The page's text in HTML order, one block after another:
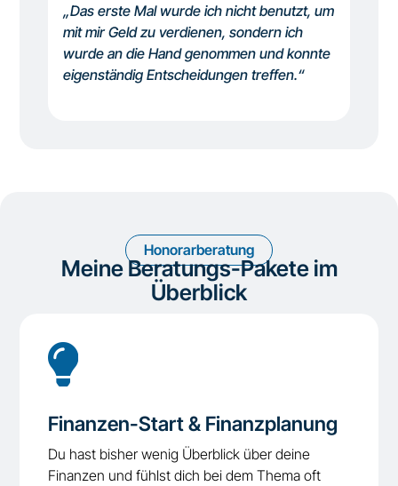
„Das erste Mal wurde ich nicht benutzt, um
mit mir Geld zu verdienen, sondern ich
wurde an die Hand genommen und konnte
eigenständig Entscheidungen treffen.“
Honorarberatung
Meine Beratungs-Pakete im
Überblick

Finanzen-Start & Finanzplanung
Du hast bisher wenig Überblick über deine
Finanzen und fühlst dich bei dem Thema oft